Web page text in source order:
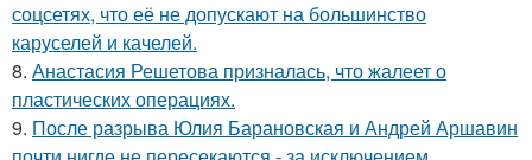
соцсетях, что её не допускают на большинство
каруселей и качелей.
8. Анастасия Решетова призналась, что жалеет о
пластических операциях.
9. После разрыва Юлия Барановская и Андрей Аршавин